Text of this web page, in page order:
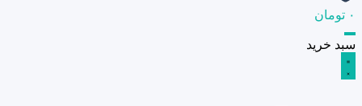
۰ تومان
سبد خرید